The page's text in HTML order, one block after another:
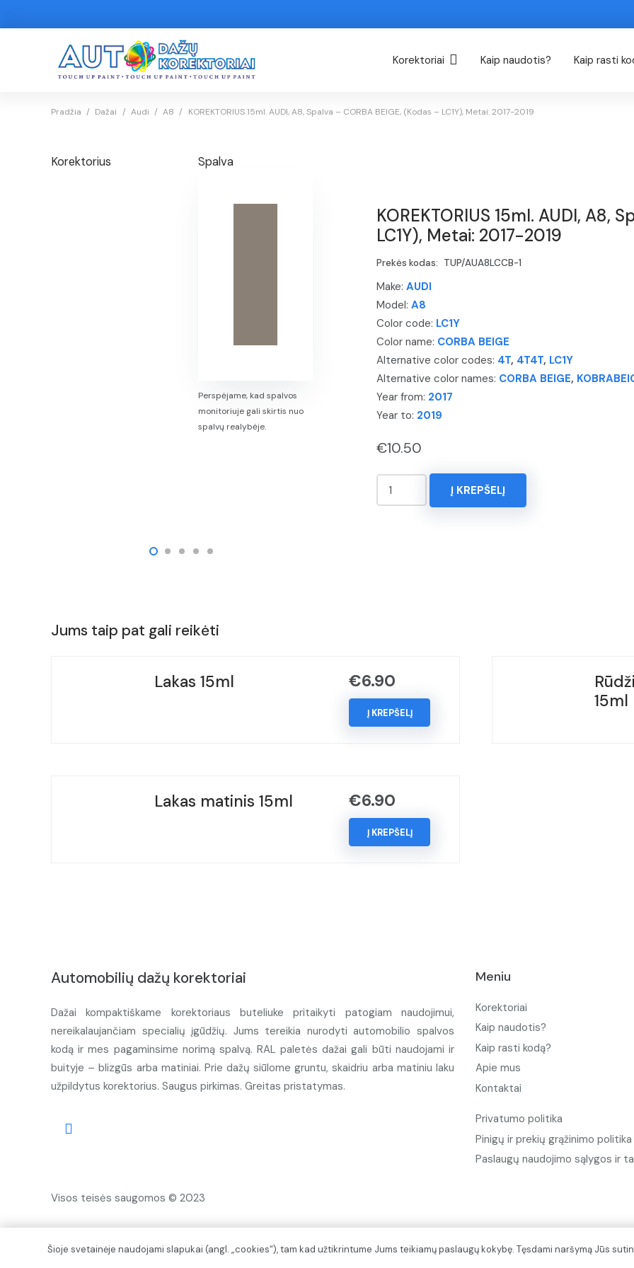
Korektoriai Kaip naudotis? Kaip rasti
Pradžia / Dažai / Audi / A8 / KOREKTORIUS 15ml. AUDI, A8, Spalva – CORBA BEIGE, (Kodas – LC1Y), Metai: 2017-2019
Korektorius Spalva
Perspėjame, kad spalvos
monitoriuje gali skirtis nuo
spalvų realybėje.
KOREKTORIUS 15ml. AUDI, A8,
LC1Y), Metai: 2017-2019
Prekės kodas: TUP/AUA8LCCB-1
Make: AUDI
Model: A8
Color code: LC1Y
Color name: CORBA BEIGE
Alternative color codes: 4T, 4T4T, LC1Y
Alternative color names: CORBA BEIGE,
Year from: 2017
Year to: 2019
€10.50
produkto
kiekis:
-
Į KREPŠELĮ
Jums taip pat gali reikėti
Lakas 15ml €6.90
Į KREPŠELĮ
15ml
Lakas matinis 15ml €6.90
Į KREPŠELĮ
Automobilių dažų korektoriai
Dažai kompaktiškame korektoriaus buteliuke pritaikyti patogiam naudojimui,
nereikalaujančiam specialių įgūdžių. Jums tereikia nurodyti automobilio spalvos
kodą ir mes pagaminsime norimą spalvą. RAL paletės dažai gali būti naudojami ir
buityje – blizgūs arba matiniai. Prie dažų siūlome gruntu, skaidriu arba matiniu laku
užpildytus korektorius. Saugus pirkimas. Greitas pristatymas.
Visos teisės saugomos © 2023
Meniu
Korektoriai
Kaip naudotis?
Kaip rasti kodą?
Apie mus
Kontaktai
Privatumo politika
Pinigų ir prekių grąžinimo politika
Paslaugų naudojimo sąlygos ir
Šioje svetainėje naudojami slapukai (angl. „cookies“), tam kad užtikrintume Jums teikiamų paslaugų kokybę. Tęsdami naršymą Jūs